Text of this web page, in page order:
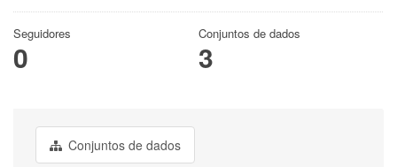
Seguidores
0
Conjuntos de dados
3
Conjuntos de dados